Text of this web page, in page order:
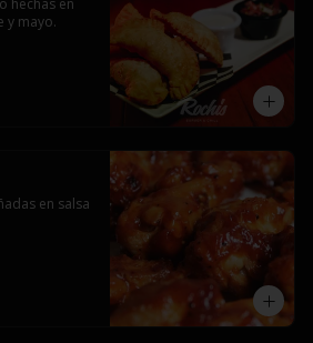
hechas en
y mayo.
en salsa